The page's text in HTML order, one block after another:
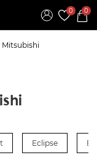
0 0
Eclipse